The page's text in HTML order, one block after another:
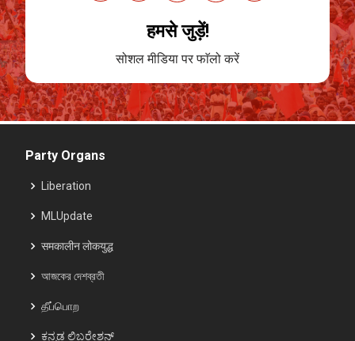
हमसे जुड़ें!
सोशल मीडिया पर फाॅलो करें
Party Organs
Liberation
MLUpdate
समकालीन लोकयुद्ध
আজকের দেশব্রতী
தீப்பொற
ಕನ್ನಡ ಲಿಬರೇಶನ್